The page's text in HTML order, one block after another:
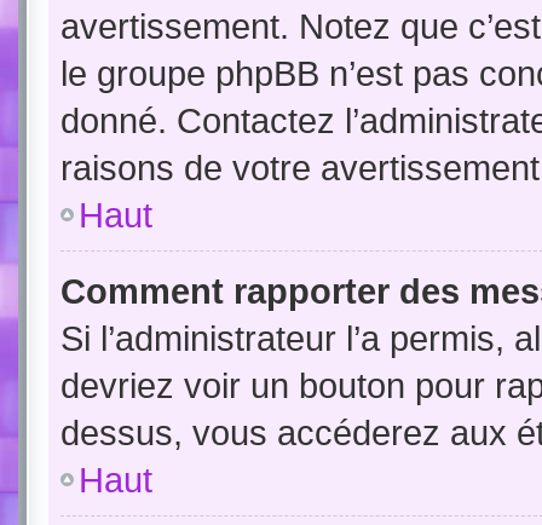
avertissement. Notez que
le groupe phpBB n’est pas
donné. Contactez
raisons de votre
Haut
Comment rapporter des
Si l’administrateur l’a permis,
devriez voir un bouton pour
dessus, vous accéderez aux
Haut